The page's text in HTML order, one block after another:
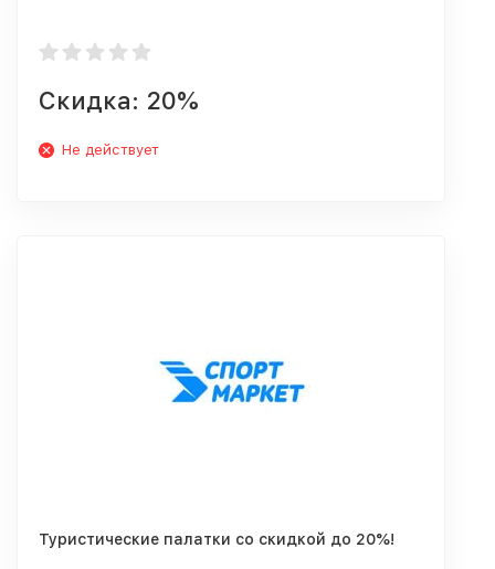
Скидка: 20%
Не действует
Туристические палатки со скидкой до 20%!